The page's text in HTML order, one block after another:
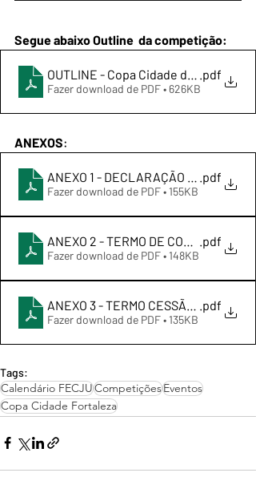
Segue abaixo Outline  da competição:
OUTLINE - Copa Cidade de Fortaleza
.pdf
Fazer download de PDF • 626KB
ANEXOS:
ANEXO 1 - DECLARAÇÃO DE.pdf
Fazer download de PDF • 155KB
ANEXO 2 - TERMO DE .pdf
Fazer download de PDF • 148KB
ANEXO 3 - TERMO CESSÃO DE USO
.pdf
Fazer download de PDF • 135KB
Tags:
Calendário FECJUCompetiçõesEventos
Copa Cidade Fortaleza